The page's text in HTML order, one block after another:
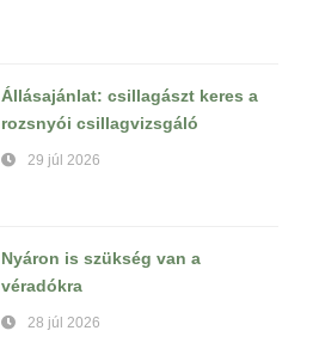
Állásajánlat: csillagászt keres a
rozsnyói csillagvizsgáló
29 júl 2026
Nyáron is szükség van a
véradókra
28 júl 2026